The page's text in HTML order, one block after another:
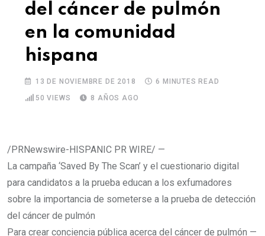
del cáncer de pulmón
en la comunidad
hispana
13 DE NOVIEMBRE DE 2018
6 MINUTES READ
50 VIEWS 8 AÑOS AGO
/PRNewswire-HISPANIC PR WIRE/ —
La campaña ‘Saved By The Scan’ y el cuestionario digital
para candidatos a la prueba educan a los exfumadores
sobre la importancia de someterse a la prueba de detección
del cáncer de pulmón
Para crear conciencia pública acerca del cáncer de pulmón —